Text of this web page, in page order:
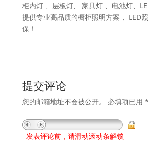
柜内灯 、层板灯、 家具灯 、电池灯、
提供专业高品质的橱柜照明方案， LED
保！
提交评论
您的邮箱地址不会被公开。 必填项已用 *
发表评论前，请滑动滚动条解锁